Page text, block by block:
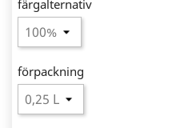
färgalternativ
förpackning